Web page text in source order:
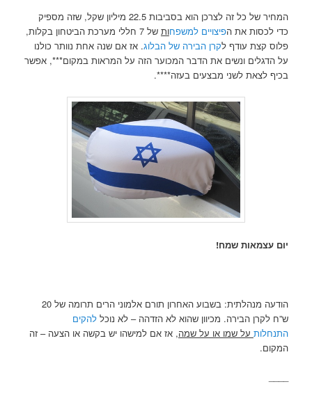
המחיר של כל זה לצרכן הוא בסביבות 22.5 מיליון שקל, שזה מספיק
כדי לכסות את הפיצויים למשפחות
של 7 חללי מערכת הביטחון בקלות,
פלוס קצת עודף לקרן הבירה של הבלוג. אז אם שנה אחת נוותר כולנו
על הדגלים ונשים את הדבר המכוער הזה על המראות במקום***, אפשר
בכיף לצאת לשני מבצעים בעזה****.
יום עצמאות שמח!
הודעה מנהלתית: בשבוע האחרון תורם אלמוני הרים תרומה של 20
ש”ח לקרן הבירה. מכיוון שהוא לא הזדהה – לא נוכללהקים
התנחלות על שמו או על שמה, אז אם למישהו יש בקשה או הצעה – זה
המקום.